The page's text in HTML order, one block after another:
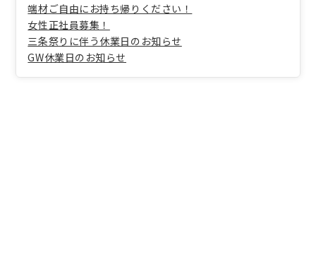
端材ご自由にお持ち帰りください！
女性正社員募集！
三条祭りに伴う休業日のお知らせ
GW休業日のお知らせ